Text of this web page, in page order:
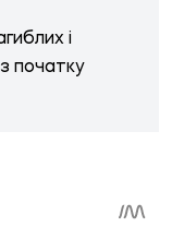
і
початку